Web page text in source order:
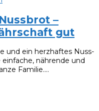
–
gut
und ein herzhaftes Nuss-
nährende und
Familie.…